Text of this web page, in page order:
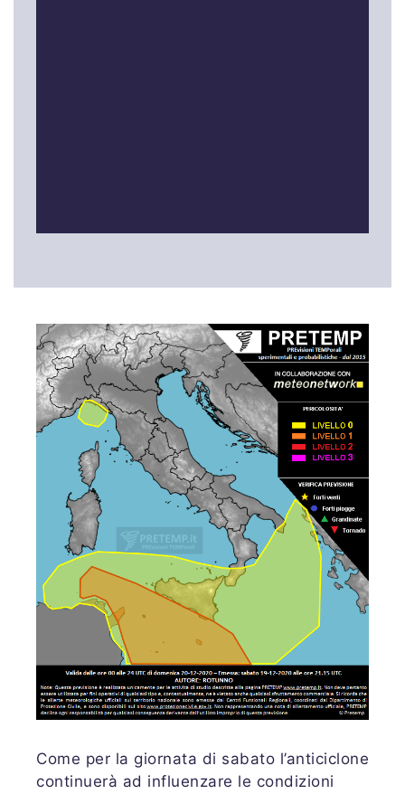
Come per la giornata di sabato l’anticiclone
continuerà ad influenzare le condizioni